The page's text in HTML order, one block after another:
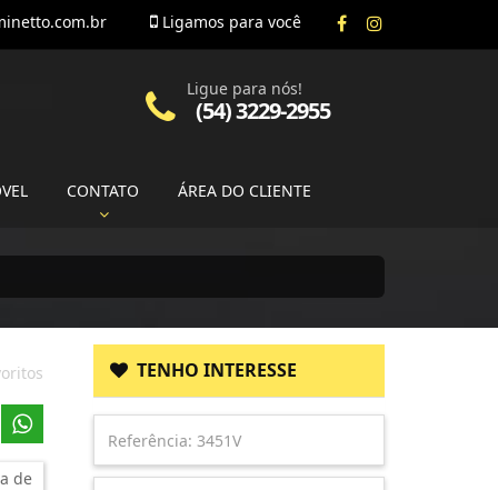
Ligamos para você
CONTATO ÁREA DO CLIENTE
Ligue para nós!
(54) 3229-2955
de
TENHO INTERESSE